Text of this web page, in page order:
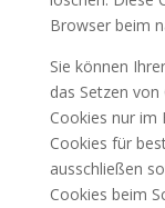
Browser beim
Sie können
das Setzen
Cookies nur im
Cookies für
ausschließen
Cookies beim